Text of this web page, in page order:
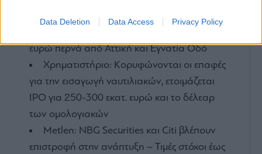
Data Deletion Data Access Privacy Policy
ευρώ περνά από Αττική και Εγνατία Οδό
Χρηματιστήριο: Κορυφώνονται οι επαφές
για την εισαγωγή ναυτιλιακών, ετοιμάζεται
IPO για 250-300 εκατ. ευρώ και το δέλεαρ
των ομολογιακών
Metlen: NBG Securities και Citi βλέπουν
επιστροφή στην ανάπτυξη – Τιμές στόχοι έως